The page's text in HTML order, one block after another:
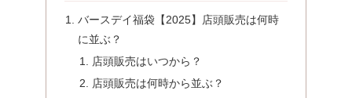
バースデイ福袋【2025】店頭販売は何時
に並ぶ？
店頭販売はいつから？
店頭販売は何時から並ぶ？